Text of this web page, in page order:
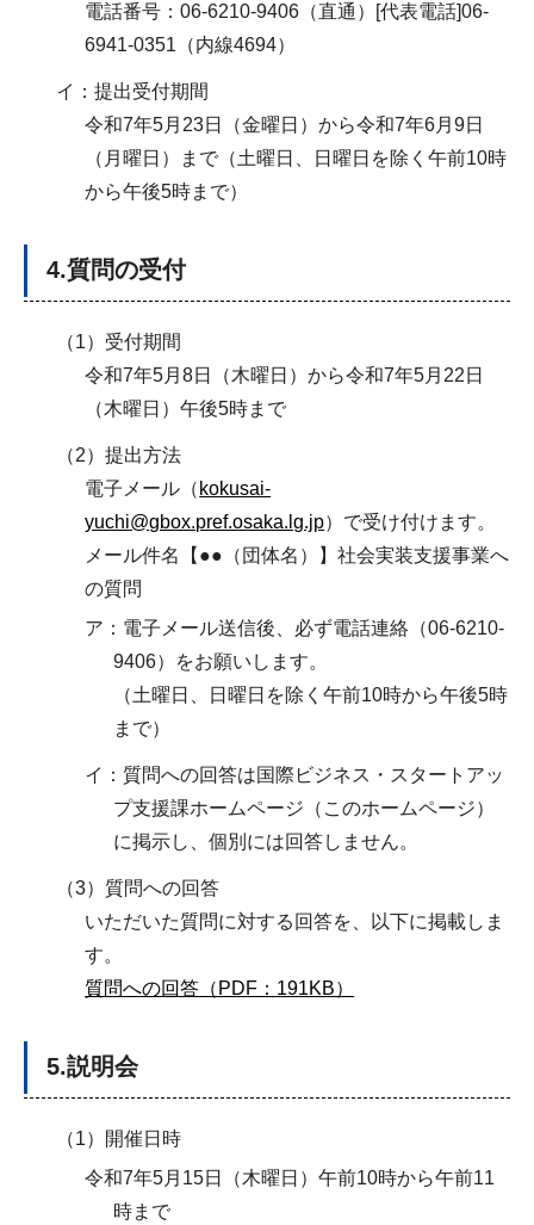
電話番号：06-6210-9406（直通）[代表電話]06-
6941-0351（内線4694）
イ：提出受付期間
令和7年5月23日（金曜日）から令和7年6月9日
（月曜日）まで（土曜日、日曜日を除く午前10時
から午後5時まで）
4.質問の受付
（1）受付期間
令和7年5月8日（木曜日）から令和7年5月22日
（木曜日）午後5時まで
（2）提出方法
電子メール（ kokusai-
yuchi@gbox.pref.osaka.lg.jp）で受け付けます。
メール件名【●●（団体名）】社会実装支援事業へ
の質問
ア：電子メール送信後、必ず電話連絡（06-6210-
9406）をお願いします。
（土曜日、日曜日を除く午前10時から午後5時
まで）
イ：質問への回答は国際ビジネス・スタートアッ
プ支援課ホームページ（このホームページ）
に掲示し、個別には回答しません。
（3）質問への回答
いただいた質問に対する回答を、以下に掲載しま
す。
質問への回答（PDF：191KB）
5.説明会
（1）開催日時
令和7年5月15日（木曜日）午前10時から午前11
時まで